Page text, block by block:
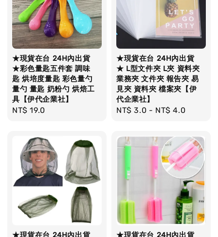
★現貨在台 24H內出貨
★彩色量匙五件套 調味
匙 烘培度量匙 彩色量勺
量勺 量匙 奶粉勺 烘焙工
具【伊代企業社】
Regular
NT$ 19.0
★現貨在台 24H內出貨
★ L型文件夾 L夾 資料夾
業務夾 文件夾 報告夾 易
見夾 資料夾 檔案夾【伊
代企業社】
Regular
NT$ 3.0 - NT$ 4.0
★現貨在台 24H內出貨
★現貨在台 24H內出貨